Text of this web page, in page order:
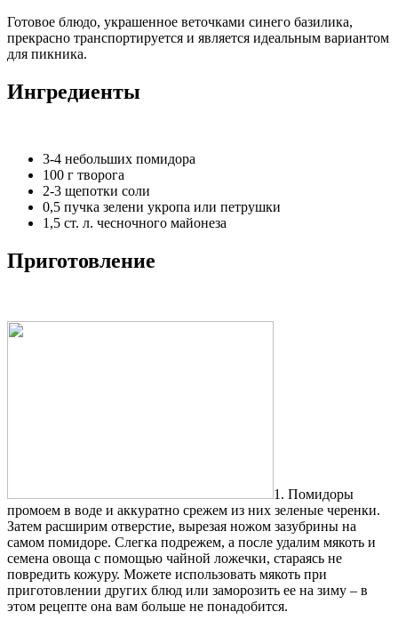
Готовое блюдо, украшенное веточками синего базилика,
прекрасно транспортируется и является идеальным вариантом
для пикника.
Ингредиенты
3-4 небольших помидора
100 г творога
2-3 щепотки соли
0,5 пучка зелени укропа или петрушки
1,5 ст. л. чесночного майонеза
Приготовление
1. Помидоры
промоем в воде и аккуратно срежем из них зеленые черенки.
Затем расширим отверстие, вырезая ножом зазубрины на
самом помидоре. Слегка подрежем, а после удалим мякоть и
семена овоща с помощью чайной ложечки, стараясь не
повредить кожуру. Можете использовать мякоть при
приготовлении других блюд или заморозить ее на зиму – в
этом рецепте она вам больше не понадобится.